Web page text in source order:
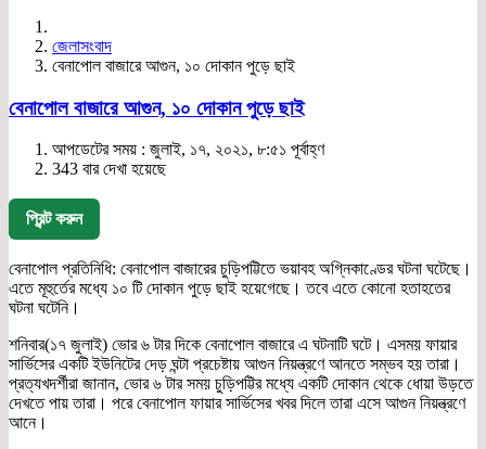
জেলাসংবাদ
বেনাপোল বাজারে আগুন, ১০ দোকান পুড়ে ছাই
বেনাপোল বাজারে আগুন, ১০ দোকান পুড়ে ছাই
আপডেটের সময় : জুলাই, ১৭, ২০২১, ৮:৫১ পূর্বাহ্ণ
343 বার দেখা হয়েছে
প্রিন্ট করুন
বেনাপোল প্রতিনিধি: বেনাপোল বাজারের চুড়িপট্টিতে ভয়াবহ অগ্নিকাণ্ডের ঘটনা ঘটেছে।
এতে মূহুর্তের মধ্যে ১০ টি দোকান পুড়ে ছাই হয়েগেছে। তবে এতে কোনো হতাহতের
ঘটনা ঘটেনি।
শনিবার(১৭ জুলাই) ভোর ৬ টার দিকে বেনাপোল বাজারে এ ঘটনাটি ঘটে। এসময় ফায়ার
সার্ভিসের একটি ইউনিটের দেড় ঘন্টা প্রচেষ্টায় আগুন নিয়ন্ত্রণে আনতে সম্ভব হয় তারা।
প্রত্যখদর্শীরা জানান, ভোর ৬ টার সময় চুড়িপট্টির মধ্যে একটি দোকান থেকে ধোয়া উড়তে
দেখতে পায় তারা। পরে বেনাপোল ফায়ার সার্ভিসের খবর দিলে তারা এসে আগুন নিয়ন্ত্রণে
আনে।